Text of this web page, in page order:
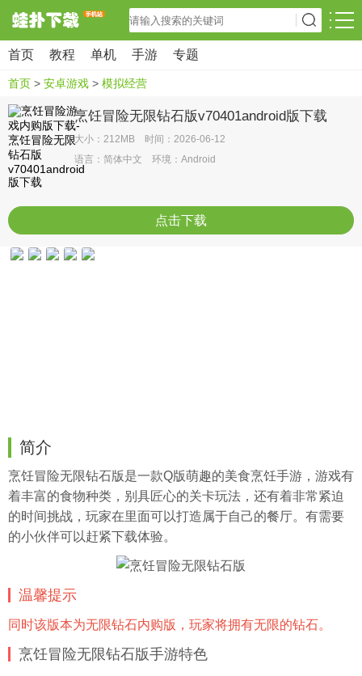
首页 教程 单机 手游 专题
首页 > 安卓游戏 > 模拟经营
烹饪冒险无限钻石版v70401android版下载
大小：212MB 时间：2026-06-12
语言：简体中文 环境：Android
点击下载
简介
烹饪冒险无限钻石版是一款Q版萌趣的美食烹饪手游，游戏有
着丰富的食物种类，别具匠心的关卡玩法，还有着非常紧迫
的时间挑战，玩家在里面可以打造属于自己的餐厅。有需要
的小伙伴可以赶紧下载体验。
温馨提示
同时该版本为无限钻石内购版，玩家将拥有无限的钻石。
烹饪冒险无限钻石版手游特色